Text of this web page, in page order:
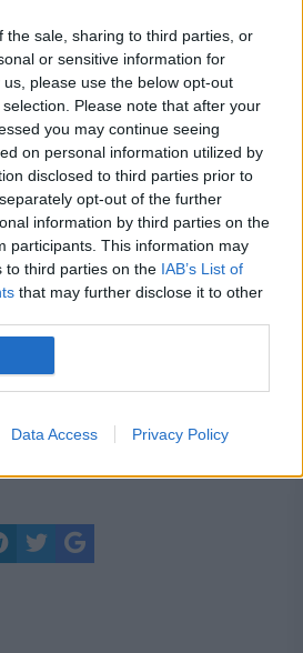
the sale, sharing to third parties, or
or sensitive information for
please use the below opt-out
Please note that after your
you may continue seeing
on personal information utilized by
disclosed to third parties prior to
opt-out of the further
information by third parties on the
participants. This information may
to third parties on the IAB’s List of
that may further disclose it to other
Data Access Privacy Policy
vor număra cuiele
de blackout? Expert
să accelerăm cât se
acele investiții”
ai datorii la Primărie?
afli online dacă ai
și impozite